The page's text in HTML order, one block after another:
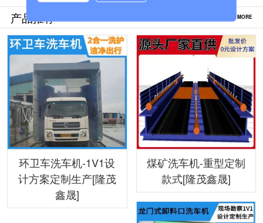
产品推荐 MORE
环卫车洗车机-1V1设
计方案定制生产[隆茂
鑫晟]
煤矿洗车机-重型定制
款式[隆茂鑫晟]